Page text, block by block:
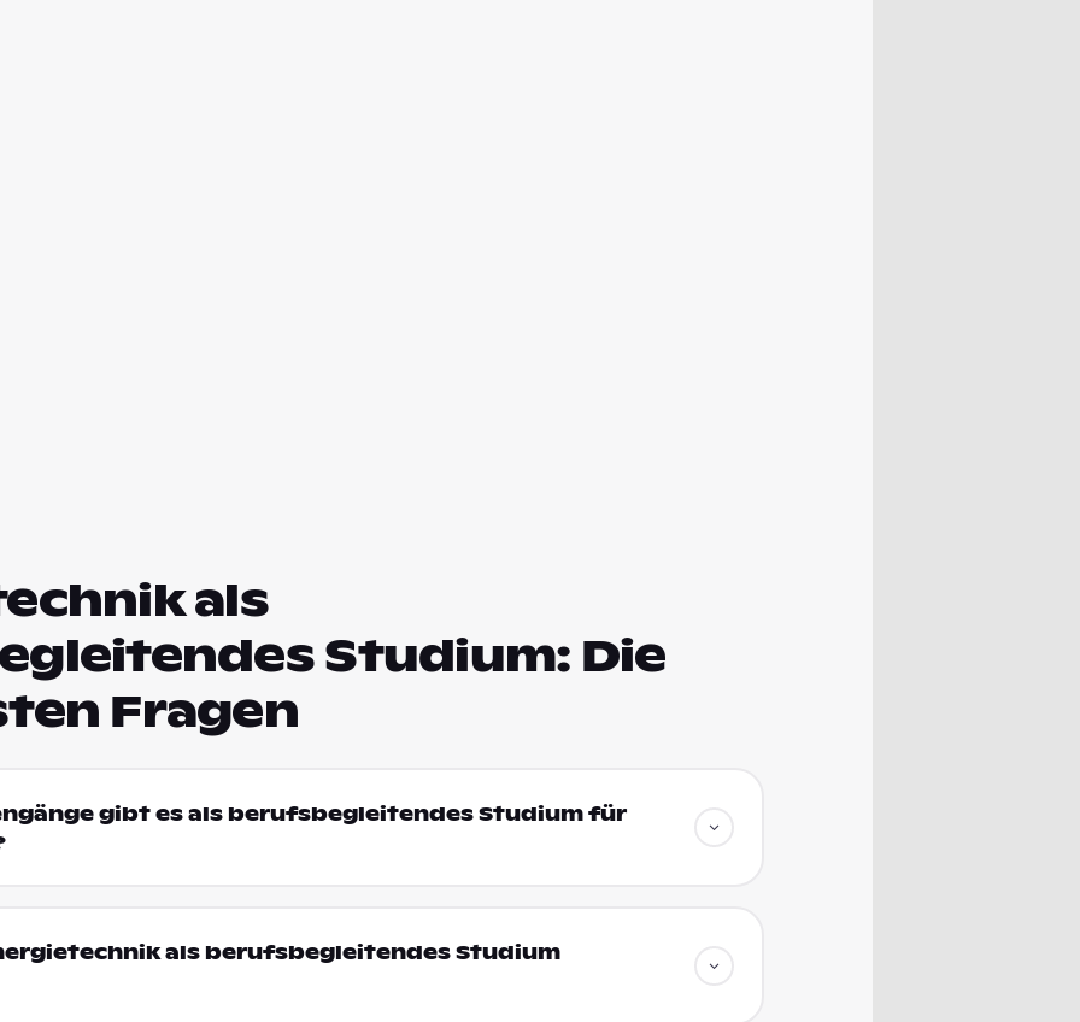
als
Studium: Die
Fragen
gibt es als berufsbegleitendes Studium für
als berufsbegleitendes Studium